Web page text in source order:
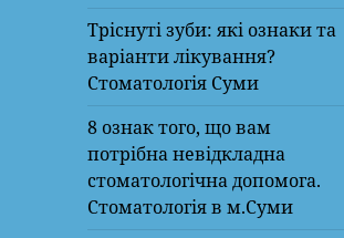
Тріснуті зуби: які ознаки та
варіанти лікування?
Стоматологія Суми
8 ознак того, що вам
потрібна невідкладна
стоматологічна допомога.
Стоматологія в м.Суми